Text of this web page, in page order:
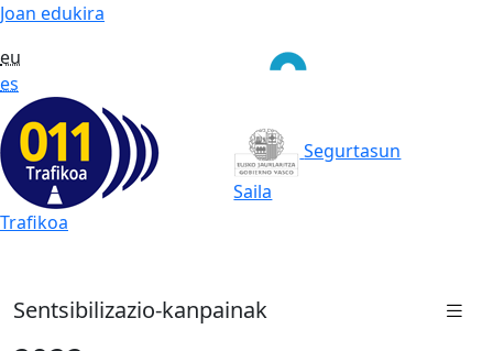
Joan edukira
eu
es
Trafikoa
Segurtasun
Saila
Sentsibilizazio-kanpainak